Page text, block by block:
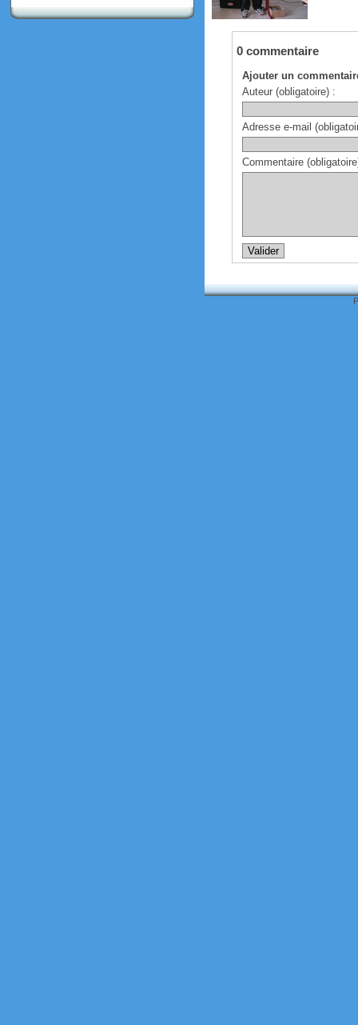
0 commentaire
Ajouter un
Auteur (obligatoire) :
Adresse e-mail
Commentaire